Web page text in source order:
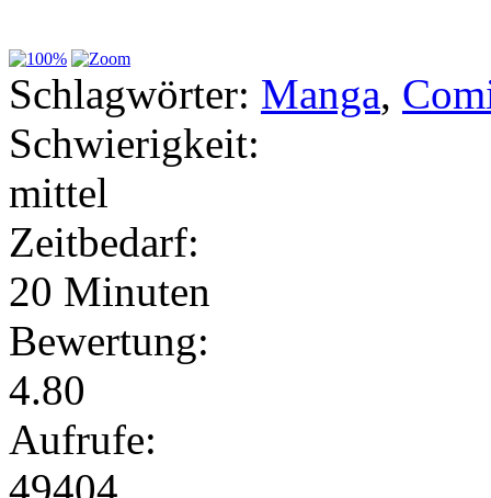
Schlagwörter: Manga,
Schwierigkeit:
mittel
Zeitbedarf:
20 Minuten
Bewertung:
4.80
Aufrufe:
49404